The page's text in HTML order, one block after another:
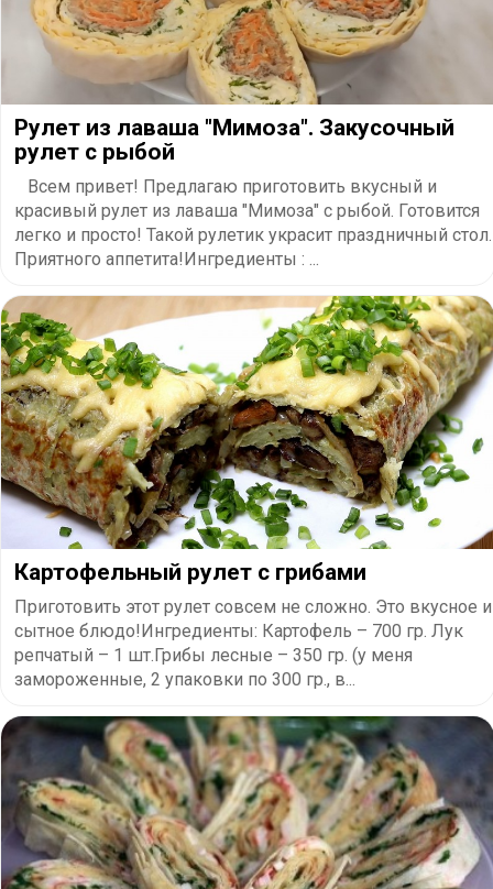
Рулет из лаваша "Мимоза". Закусочный
рулет с рыбой
Всем привет! Предлагаю приготовить вкусный и
красивый рулет из лаваша "Мимоза" с рыбой. Готовится
легко и просто! Такой рулетик украсит праздничный стол.
Приятного аппетита!Ингредиенты : ...
Картофельный рулет с грибами
Приготовить этот рулет совсем не сложно. Это вкусное и
сытное блюдо!Ингредиенты: Картофель – 700 гр. Лук
репчатый – 1 шт.Грибы лесные – 350 гр. (у меня
замороженные, 2 упаковки по 300 гр., в...